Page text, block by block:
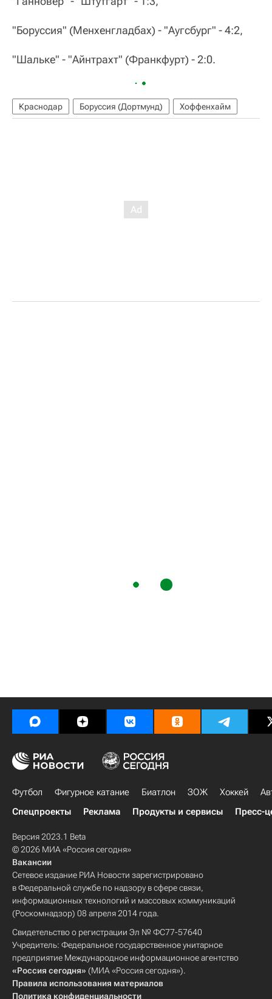
"Боруссия" (Менхенгладбах) - "Аугсбург" - 4:2,
"Шальке" - "Айнтрахт" (Франкфурт) - 2:0.
Краснодар Боруссия (Дортмунд) Хоффенхайм
Футбол Фигурное катание Биатлон ЗОЖ Хоккей
Спецпроекты
Реклама Продукты и сервисы Пресс-
Версия 2023.1 Beta
© 2026 МИА «Россия сегодня»
Вакансии
Сетевое издание РИА Новости зарегистрировано
в Федеральной службе по надзору в сфере связи,
информационных технологий и массовых коммуникаций
(Роскомнадзор) 08 апреля 2014 года.
Свидетельство о регистрации Эл № ФС77-57640
Учредитель: Федеральное государственное унитарное
предприятие Международное информационное агентство
«Россия сегодня» (МИА «Россия сегодня»).
Правила использования материалов
Политика конфиденциальности